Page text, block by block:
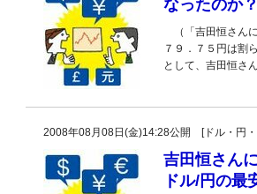
なったのか
（「吉田恒さん
７９．７５円は割
として、吉田恒さ
2008年08月08日(金)14:28公開 [ドル・円
吉田恒さん
ドル/円の最